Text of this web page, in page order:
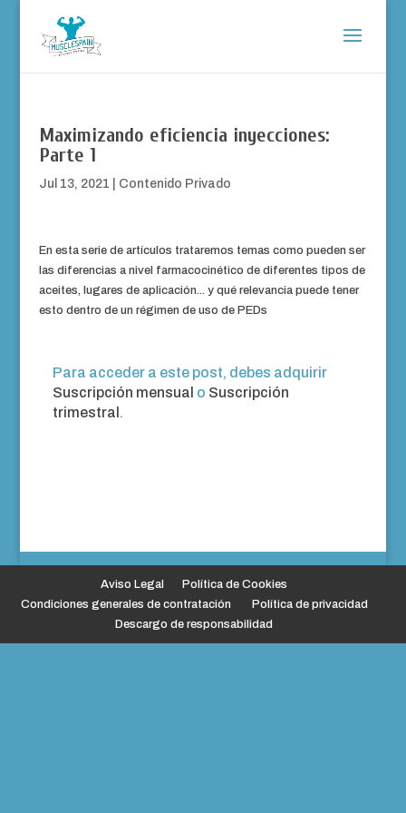
Maximizando eficiencia inyecciones:
Parte 1
Jul 13, 2021 Contenido Privado
En esta serie de artículos trataremos temas como pueden ser
las diferencias a nivel farmacocinético de diferentes tipos de
aceites, lugares de aplicación... y qué relevancia puede tener
esto dentro de un régimen de uso de PEDs
Para acceder a este post, debes adquirir
Suscripción mensual o Suscripción
trimestral .
Aviso Legal
Política de Cookies
Condiciones generales de contratación
Política de privacidad
Descargo de responsabilidad